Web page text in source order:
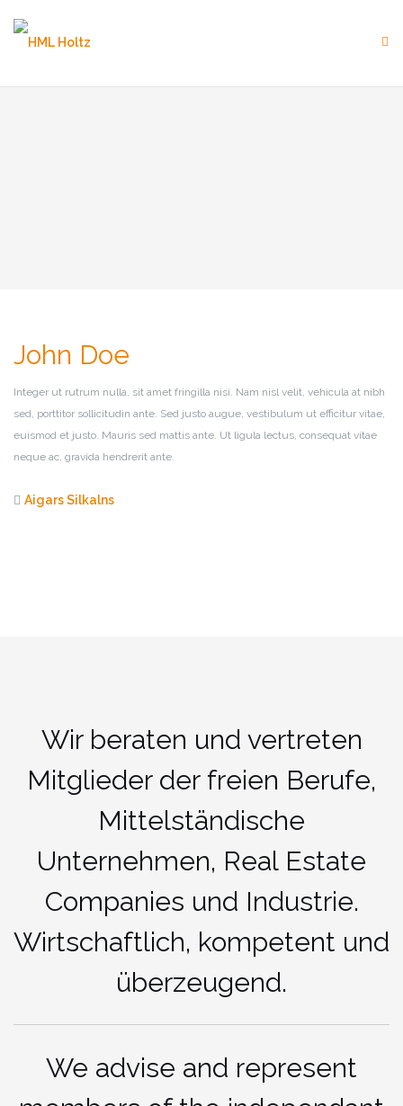
John Doe
Integer ut rutrum nulla, sit amet fringilla nisi. Nam nisl velit, vehicula at nibh
sed, porttitor sollicitudin ante. Sed justo augue, vestibulum ut efficitur vitae,
euismod et justo. Mauris sed mattis ante. Ut ligula lectus, consequat vitae
neque ac, gravida hendrerit ante.
Aigars Silkalns
Wir beraten und vertreten
Mitglieder der freien Berufe,
Mittelständische
Unternehmen, Real Estate
Companies und Industrie.
Wirtschaftlich, kompetent und
überzeugend.
We advise and represent